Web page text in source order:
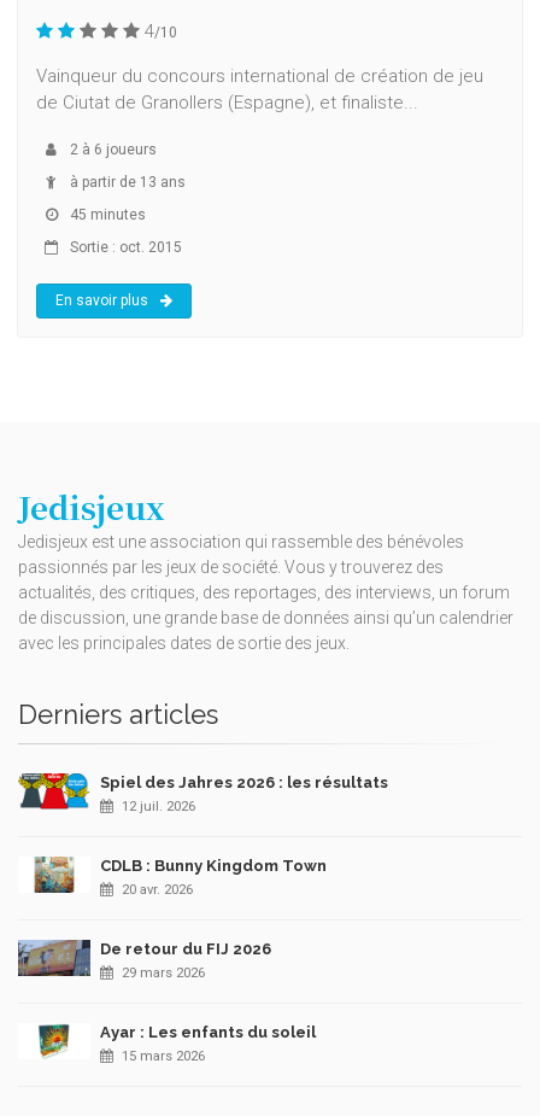
4/10
Vainqueur du concours international de création de jeu
de Ciutat de Granollers (Espagne), et finaliste...
2 à 6 joueurs
à partir de 13 ans
45 minutes
Sortie : oct. 2015
En savoir plus
Jedisjeux
Jedisjeux est une association qui rassemble des bénévoles
passionnés par les jeux de société. Vous y trouverez des
actualités, des critiques, des reportages, des interviews, un forum
de discussion, une grande base de données ainsi qu’un calendrier
avec les principales dates de sortie des jeux.
Derniers articles
Spiel des Jahres 2026 : les résultats
12 juil. 2026
CDLB : Bunny Kingdom Town
20 avr. 2026
De retour du FIJ 2026
29 mars 2026
Ayar : Les enfants du soleil
15 mars 2026